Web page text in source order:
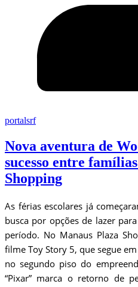
portalsrf
Nova aventura de
sucesso entre
Shopping
As férias escolares já
busca por opções de lazer
período. No Manaus Plaza
filme Toy Story 5, que segue
no segundo piso do
“Pixar” marca o retorno de